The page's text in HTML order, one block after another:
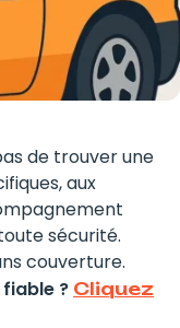
de trouver une
aux
sécurité.
couverture.
? Cliquez